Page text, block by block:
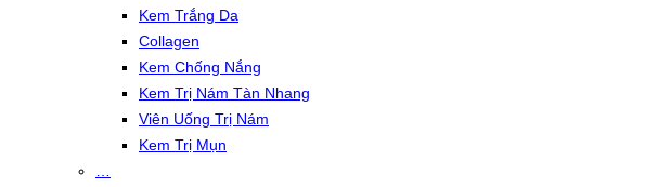
Kem Trắng Da
Collagen
Kem Chống Nắng
Kem Trị Nám Tàn Nhang
Viên Uống Trị Nám
Kem Trị Mụn